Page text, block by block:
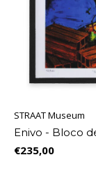
STRAAT Museum
Enivo - Bloco
€235,00